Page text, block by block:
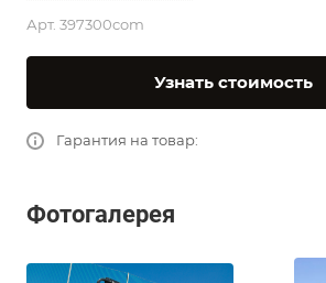
Арт. 397300com
Узнать стоимость
Гарантия на товар:
Фотогалерея